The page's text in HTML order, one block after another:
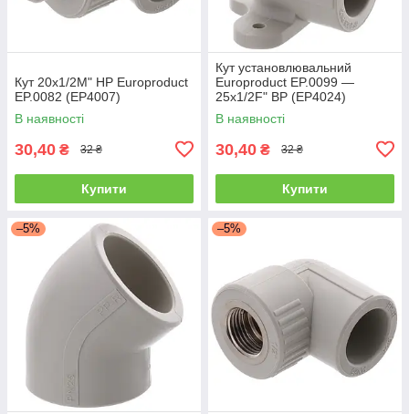
Кут 20x1/2M" НР Europroduct
EP.0082 (EP4007)
В наявності
30,40 ₴ 32 ₴
Купити
Кут установлювальний
Europroduct EP.0099 —
25x1/2F" ВР (EP4024)
В наявності
30,40 ₴ 32 ₴
Купити
–5% –5%